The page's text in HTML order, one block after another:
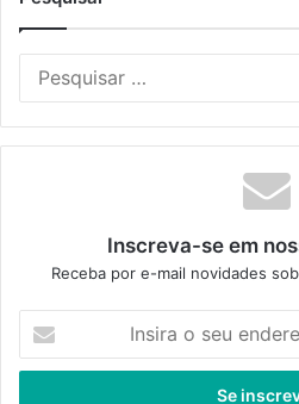
Inscreva-se em
Receba por e-mail novidades
seu